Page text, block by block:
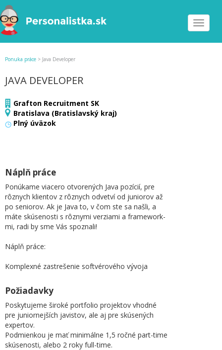
Toggle
Ponuka práce > Java Developer
JAVA DEVELOPER
Grafton Recruitment SK
Bratislava (Bratislavský kraj)
Plný úväzok
Náplň práce
Ponúkame viacero otvorených Java pozícií, pre
rôznych klientov z rôznych odvetví od juniorov až
po seniorov. Ak je Java to, v čom ste sa našli, a
máte skúsenosti s rôznymi verziami a framework-
mi, radi by sme Vás spoznali!
Náplň práce:
Komplexné zastrešenie softvérového vývoja
Požiadavky
Poskytujeme široké portfolio projektov vhodné
pre juniornejších javistov, ale aj pre skúsených
expertov.
Podmienkou je mať minimálne 1,5 ročné part-time
skúsenosti, alebo 2 roky full-time.